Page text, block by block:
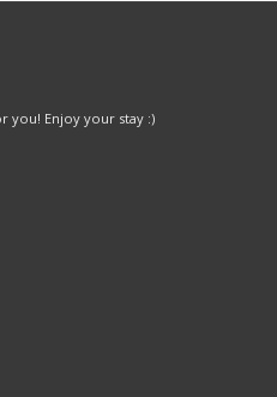
you! Enjoy your stay :)